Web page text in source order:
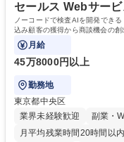
セールス Webサー
ノーコードで検査AIを開発でき
込み顧客の獲得から商談機会の創
ルドセールスをつなぐ役割として
月給
45万8000円以上
勤務地
東京都中央区
業界未経験歓迎
副業・
月平均残業時間20時間以内